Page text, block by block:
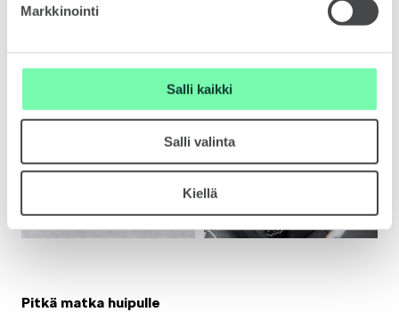
Markkinointi
Salli kaikki
Salli valinta
Kiellä
ENYAQ
ELROQ
Pitkä matka huipulle